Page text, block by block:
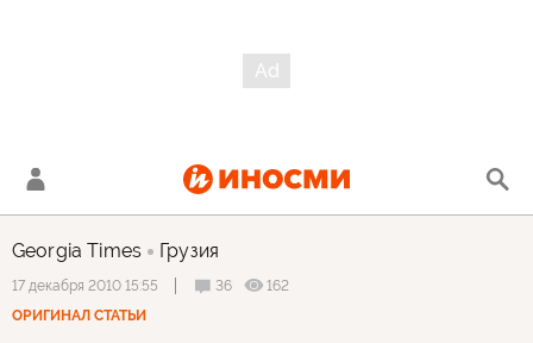
Georgia Times Грузия
17 декабря 2010 15:55 36
162
ОРИГИНАЛ СТАТЬИ